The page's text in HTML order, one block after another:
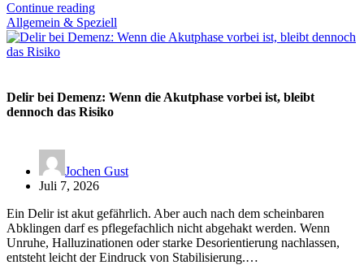
Continue reading
Allgemein & Speziell
Delir bei Demenz: Wenn die Akutphase vorbei ist, bleibt
dennoch das Risiko
Jochen Gust
Juli 7, 2026
Ein Delir ist akut gefährlich. Aber auch nach dem scheinbaren
Abklingen darf es pflegefachlich nicht abgehakt werden. Wenn
Unruhe, Halluzinationen oder starke Desorientierung nachlassen,
entsteht leicht der Eindruck von Stabilisierung.…